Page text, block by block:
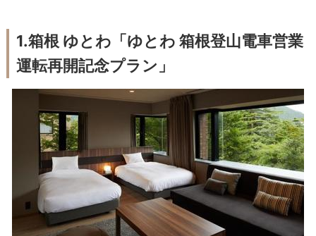
1.箱根 ゆとわ「ゆとわ 箱根登山電車営業
運転再開記念プラン」